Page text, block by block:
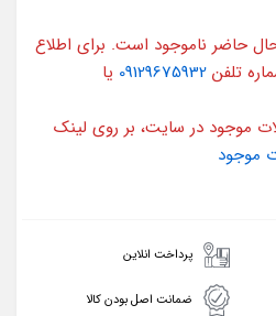
حاضر ناموجود است. برای اطلاع
تلفن 09129675932 یا
موجود در سایت، بر روی لینک
موجود
پرداخت انلاین
ضمانت اصل بودن کالا